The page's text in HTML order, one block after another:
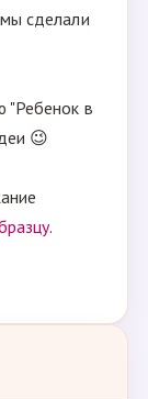
сделали
"Ребенок в
😉
.